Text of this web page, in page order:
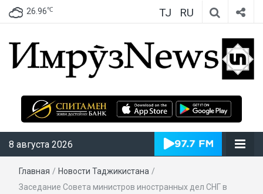
26.96℃ TJ RU
ИмрӯзNews
8 августа 2026
Главная / Новости Таджикистана /
Заседание Совета министров иностранных дел СНГ в